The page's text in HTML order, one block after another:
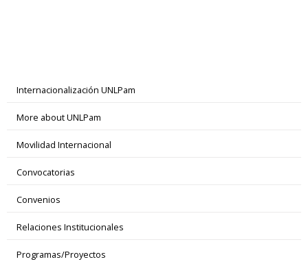
Internacionalización UNLPam
More about UNLPam
Movilidad Internacional
Convocatorias
Convenios
Relaciones Institucionales
Programas/Proyectos